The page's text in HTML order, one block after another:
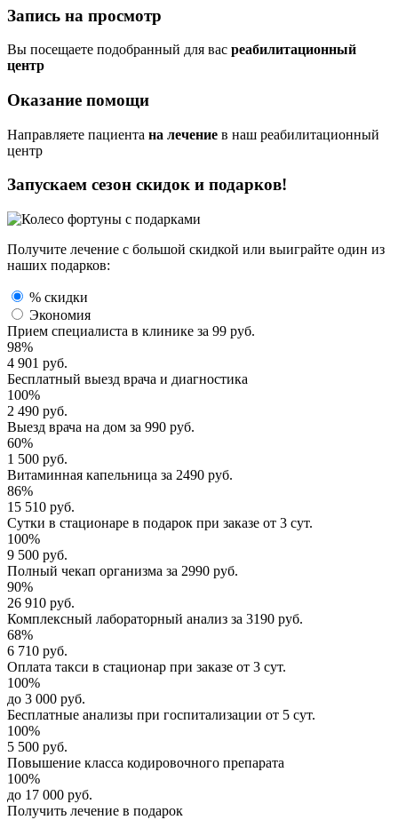
Запись на просмотр
Вы посещаете подобранный для вас реабилитационный
центр
Оказание помощи
Направляете пациента на лечение в наш реабилитационный
центр
Запускаем сезон скидок и подарков!
Получите лечение с большой скидкой или выиграйте один из
наших подарков:
% скидки
Экономия
Прием специалиста в клинике за 99 руб.
98%
4 901 руб.
Бесплатный выезд врача и диагностика
100%
2 490 руб.
Выезд врача на дом за 990 руб.
60%
1 500 руб.
Витаминная капельница за 2490 руб.
86%
15 510 руб.
Сутки в стационаре в подарок при заказе от 3 сут.
100%
9 500 руб.
Полный чекап организма за 2990 руб.
90%
26 910 руб.
Комплексный лабораторный анализ за 3190 руб.
68%
6 710 руб.
Оплата такси в стационар при заказе от 3 сут.
100%
до 3 000 руб.
Бесплатные анализы при госпитализации от 5 сут.
100%
5 500 руб.
Повышение класса кодировочного препарата
100%
до 17 000 руб.
Получить лечение в подарок